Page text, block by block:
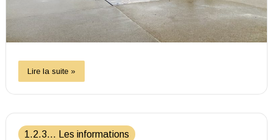
Lire la suite »
1.2.3... Les informations